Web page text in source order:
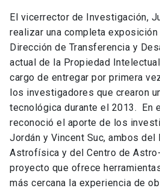
El vicerrector de Investigación,
realizar una completa
Dirección de Transferencia y
actual de la Propiedad
cargo de entregar por primera
los investigadores que crearon
tecnológica durante el 2013. En
reconoció el aporte de los
Jordán y Vincent Suc, ambos
Astrofísica y del Centro de
proyecto que ofrece
más cercana la experiencia de